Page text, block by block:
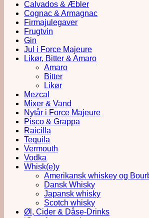
Calvados & Æbler
Cognac & Armagnac
Firmajulegaver
Frugtvin
Gin
Jul i Force Majeure
Likør, Bitter & Amaro
Amaro
Bitter
Likør
Mezcal
Mixer & Vand
Nytår i Force Majeure
Pisco & Grappa
Raicilla
Tequila
Vermouth
Vodka
Whisk(e)y
Amerikansk whiskey og
Dansk Whisky
Japansk whisky
Scotch whisky
Øl, Cider & Dåse-Drinks